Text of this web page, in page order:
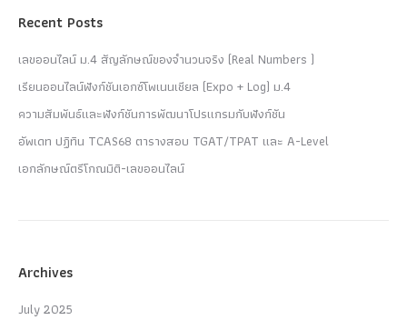
Recent Posts
เลขออนไลน์ ม.4 สัญลักษณ์ของจำนวนจริง (Real Numbers )
เรียนออนไลน์ฟังก์ชันเอกซ์โพเนนเชียล (Expo + Log) ม.4
ความสัมพันธ์และฟังก์ชันการพัฒนาโปรแกรมกับฟังก์ชัน
อัพเดท ปฏิทิน TCAS68 ตารางสอบ TGAT/TPAT และ A-Level
เอกลักษณ์ตรีโกณมิติ-เลขออนไลน์
Archives
July 2025